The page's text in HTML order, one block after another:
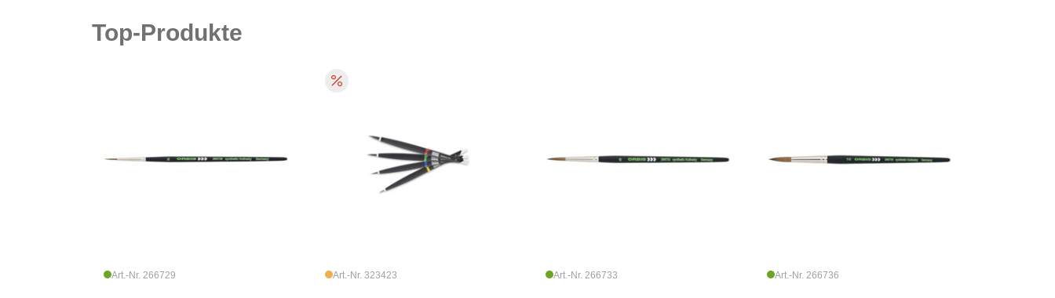
Top-Produkte
Art.-Nr. 266729 Art.-Nr. 323423 Art.-Nr. 266733 Art.-Nr. 266736